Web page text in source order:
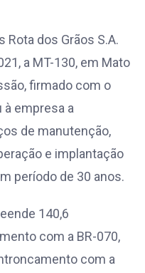
Rota dos Grãos S.A.
a MT-130, em Mato
firmado com o
à empresa a
de manutenção,
e implantação
período de 30 anos.
140,6
com a BR-070,
com a